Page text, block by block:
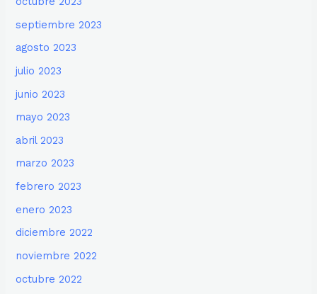
septiembre 2023
agosto 2023
julio 2023
junio 2023
mayo 2023
abril 2023
marzo 2023
febrero 2023
enero 2023
diciembre 2022
noviembre 2022
octubre 2022